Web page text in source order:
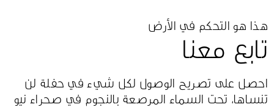
تابع معنا
هذا هو التحكم في الأرض
احصل على تصريح الوصول لكل شيء في حفلة لن
تنساها، تحت السماء المرصعة بالنجوم في صحراء نيو